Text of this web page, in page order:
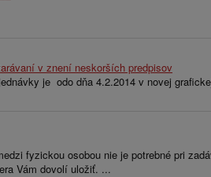
v znení neskorších predpisov
je odo dňa 4.2.2014 v novej
fyzickou osobou nie je potrebné pri
Vám dovolí uložiť. ...